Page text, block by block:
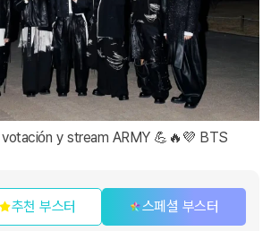
y stream ARMY 💪🔥💜 BTS
추천 부스터 스페셜 부스터